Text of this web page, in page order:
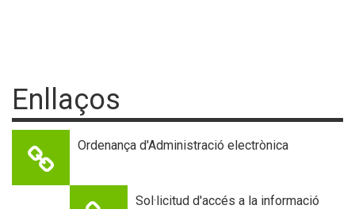
Enllaços
Ordenança d'Administració electrònica
Sol·licitud d'accés a la informació